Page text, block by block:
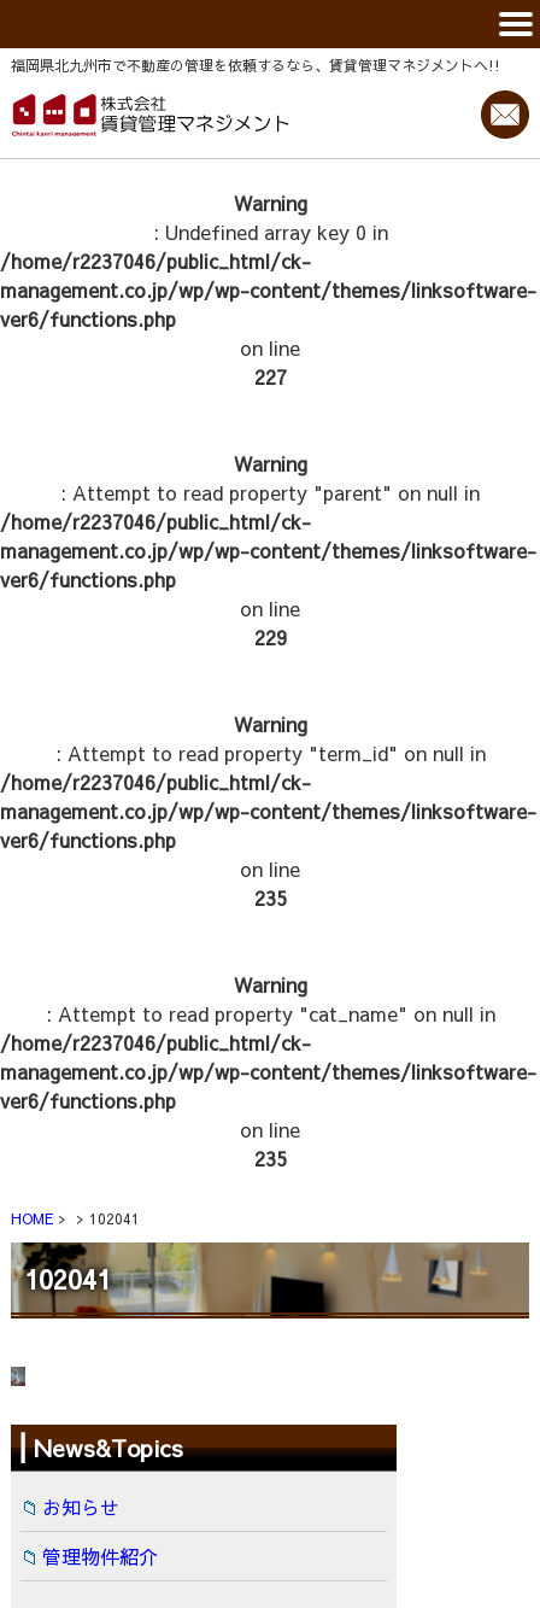
福岡県北九州市で不動産の管理を依頼するなら、賃貸管理マネジメントヘ!!
Warning
: Undefined array key 0 in
/home/r2237046/public_html/ck-
management.co.jp/wp/wp-content/themes/linksoftware-
ver6/functions.php
on line
227
Warning
: Attempt to read property "parent" on null in
/home/r2237046/public_html/ck-
management.co.jp/wp/wp-content/themes/linksoftware-
ver6/functions.php
on line
229
Warning
: Attempt to read property "term_id" on null in
/home/r2237046/public_html/ck-
management.co.jp/wp/wp-content/themes/linksoftware-
ver6/functions.php
on line
235
Warning
: Attempt to read property "cat_name" on null in
/home/r2237046/public_html/ck-
management.co.jp/wp/wp-content/themes/linksoftware-
ver6/functions.php
on line
235
HOME 102041
102041
News&Topics
お知らせ
管理物件紹介